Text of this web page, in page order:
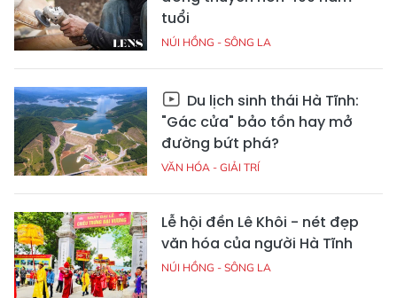
tuổi
NÚI HỒNG - SÔNG LA
Du lịch sinh thái Hà Tĩnh:
"Gác cửa" bảo tồn hay mở
đường bứt phá?
VĂN HÓA - GIẢI TRÍ
Lễ hội đền Lê Khôi - nét đẹp
văn hóa của người Hà Tĩnh
NÚI HỒNG - SÔNG LA